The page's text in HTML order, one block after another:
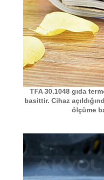
TFA 30.1048 gıda
basittir. Cihaz
ölçüme